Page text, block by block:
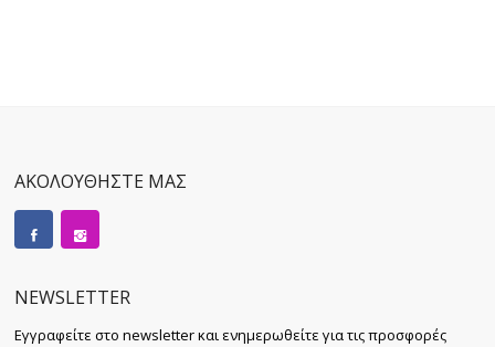
ΑΚΟΛΟΥΘΗΣΤΕ ΜΑΣ
NEWSLETTER
Εγγραφείτε στο newsletter και ενημερωθείτε για τις προσφορές